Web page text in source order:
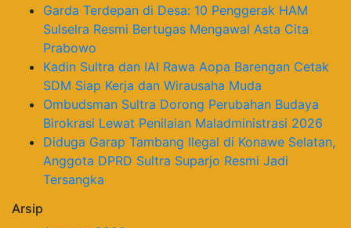
Garda Terdepan di Desa: 10 Penggerak HAM
Sulselra Resmi Bertugas Mengawal Asta Cita
Prabowo
Kadin Sultra dan IAI Rawa Aopa Barengan Cetak
SDM Siap Kerja dan Wirausaha Muda
Ombudsman Sultra Dorong Perubahan Budaya
Birokrasi Lewat Penilaian Maladministrasi 2026
Diduga Garap Tambang Ilegal di Konawe Selatan,
Anggota DPRD Sultra Suparjo Resmi Jadi
Tersangka
Arsip